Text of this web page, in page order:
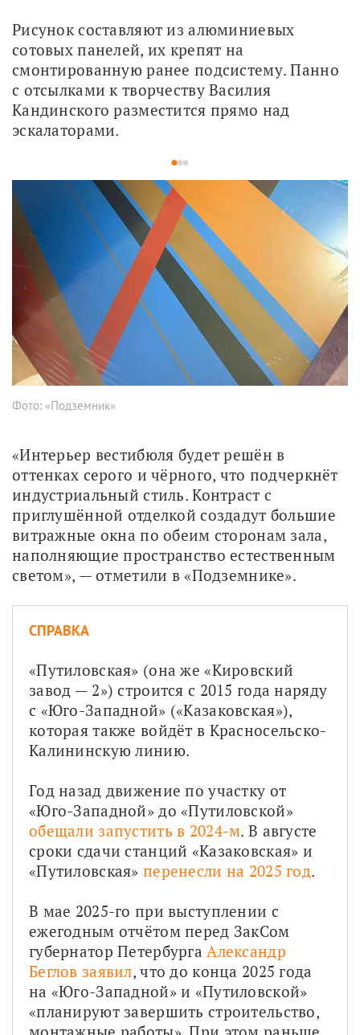
Рисунок составляют из алюминиевых
сотовых панелей, их крепят на
смонтированную ранее подсистему. Панно
с отсылками к творчеству Василия
Кандинского разместится прямо над
эскалаторами.
123
Фото: «Подземник»
«Интерьер вестибюля будет решён в
оттенках серого и чёрного, что подчеркнёт
индустриальный стиль. Контраст с
приглушённой отделкой создадут большие
витражные окна по обеим сторонам зала,
наполняющие пространство естественным
светом», — отметили в «Подземнике».
СПРАВКА
«Путиловская» (она же «Кировский
завод — 2») строится с 2015 года наряду
с «Юго-Западной» («Казаковская»),
которая также войдёт в Красносельско-
Калининскую линию.
Год назад движение по участку от
«Юго-Западной» до «Путиловской»
обещали запустить в 2024-м. В августе
сроки сдачи станций «Казаковская» и
«Путиловская» перенесли на 2025 год.
В мае 2025-го при выступлении с
ежегодным отчётом перед ЗакСом
губернатор Петербурга
Беглов заявил, что до конца 2025 года
на «Юго-Западной» и «Путиловской»
«планируют завершить строительство,